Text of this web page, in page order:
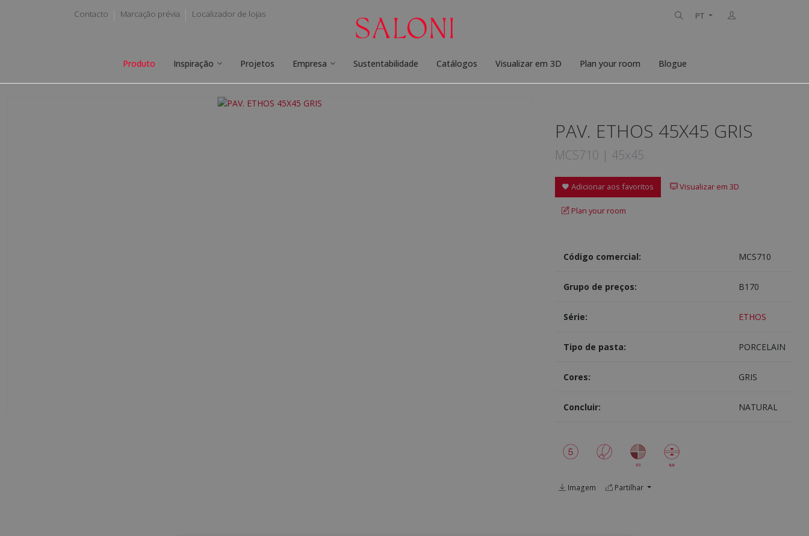
Contacto Marcação prévia Localizador de lojas PT
Produto Inspiração Projetos Empresa Sustentabilidade Catálogos Visualizar em 3D Plan your room Blogue
PAV. ETHOS 45X45 GRIS
MCS710 | 45x45
Adicionar aos favoritos Visualizar em 3D
Plan your room
Código comercial: MCS710
Grupo de preços: B170
Série: ETHOS
Tipo de pasta: PORCELAIN
Cores: GRIS
Concluir: NATURAL
Imagem Partilhar